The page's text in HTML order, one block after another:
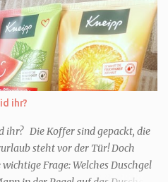
ihr?
ihr? Die Koffer sind gepackt, die
steht vor der Tür! Doch
Frage: Welches Duschgel